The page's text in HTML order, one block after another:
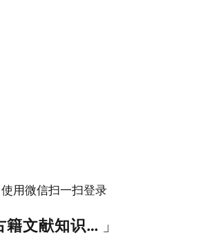
使用微信扫一扫登录
古籍文献知识图谱网 」